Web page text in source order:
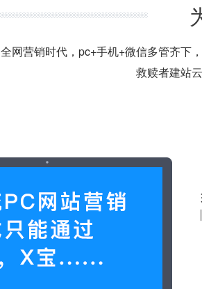
全网营销时代，pc+手机+微信多管齐下
救赎者建站